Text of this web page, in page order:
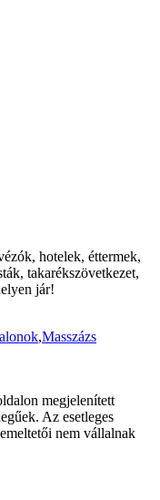
hotelek, éttermek,
takarékszövetkezet,
jár!
,Masszázs
megjelenített
Az esetleges
nem vállalnak